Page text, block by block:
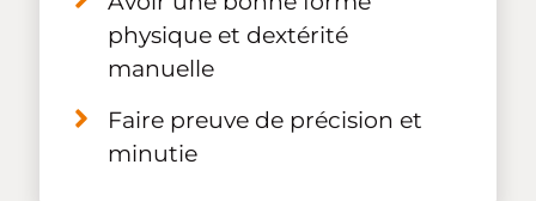
physique et dextérité
manuelle
Faire preuve de précision et
minutie